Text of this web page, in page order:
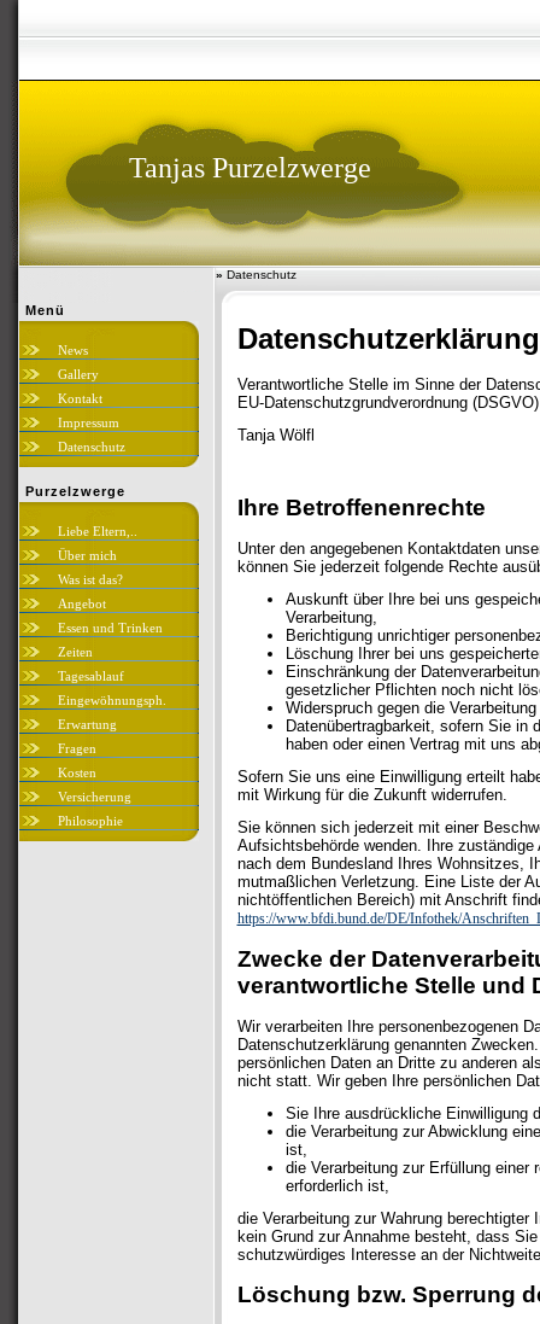
Tanjas Purzelzwerge
» Datenschutz
Menü
News
Gallery
Kontakt
Impressum
Datenschutz
Purzelzwerge
Liebe Eltern,..
Über mich
Was ist das?
Angebot
Essen und Trinken
Zeiten
Tagesablauf
Eingewöhnungsph.
Erwartung
Fragen
Kosten
Versicherung
Philosophie
Datenschutzerklärung
Verantwortliche Stelle im Sinne der
EU-Datenschutzgrundverordnung
Tanja Wölfl
Ihre Betroffenenrechte
Unter den angegebenen Kontaktdaten
können Sie jederzeit folgende Rechte
Auskunft über Ihre bei uns
Verarbeitung,
Berichtigung unrichtiger
Löschung Ihrer bei uns
Einschränkung der
gesetzlicher Pflichten noch nicht
Widerspruch gegen die
Datenübertragbarkeit, sofern Sie in
haben oder einen Vertrag mit uns
Sofern Sie uns eine Einwilligung erteilt
mit Wirkung für die Zukunft widerrufen.
Sie können sich jederzeit mit einer
Aufsichtsbehörde wenden. Ihre
nach dem Bundesland Ihres Wohnsitzes,
mutmaßlichen Verletzung. Eine Liste der
nichtöffentlichen Bereich) mit Anschrift
https://www.bfdi.bund.de/DE/Infothek/
Zwecke der
verantwortliche Stelle und
Wir verarbeiten Ihre personenbezogenen
Datenschutzerklärung genannten
persönlichen Daten an Dritte zu anderen
nicht statt. Wir geben Ihre persönlichen
Sie Ihre ausdrückliche Einwilligung
die Verarbeitung zur Abwicklung
ist,
die Verarbeitung zur Erfüllung einer
erforderlich ist,
die Verarbeitung zur Wahrung berechtigter
kein Grund zur Annahme besteht, dass
schutzwürdiges Interesse an der
Löschung bzw. Sperrung